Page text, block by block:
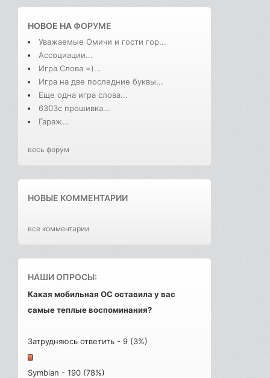
НОВОЕ НАФОРУМЕ
Уважаемые Омичи и гости гор...
Ассоциации...
Игра Слова =)...
Игра на две последние буквы...
Еще одна игра слова...
6303с прошивка...
Гараж...
весь форум
НОВЫЕ КОММЕНТАРИИ
все комментарии
НАШИ ОПРОСЫ:
Какая мобильная ОС оставила у вас
самые теплые воспоминания?
Затрудняюсь ответить - 9 (3%)
Symbian - 190 (78%)